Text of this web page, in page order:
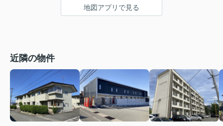
地図アプリで見る
近隣の物件